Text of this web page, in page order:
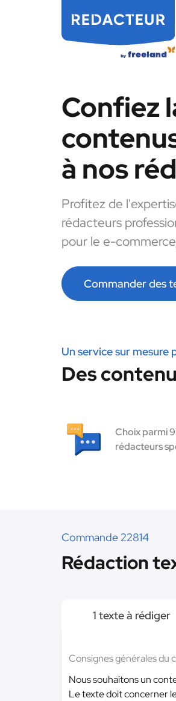
Confiez
à nos
Profitez de
rédacteurs
pour le e-
Commander des
Un service sur mesure
Des
Choix parmi
rédacteurs
Commande 22814
Rédaction
1 texte à rédiger
Consignes générales du
Nous souhaitons un
Le texte doit concerner